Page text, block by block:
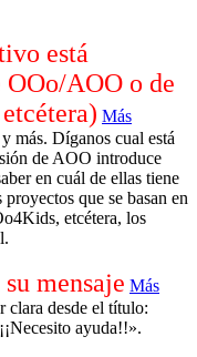
está
AOO o de
Más
más. Díganos cual está
de AOO introduce
en cuál de ellas tiene
que se basan en
etcétera, los
mensaje Más
clara desde el título:
ayuda!!».